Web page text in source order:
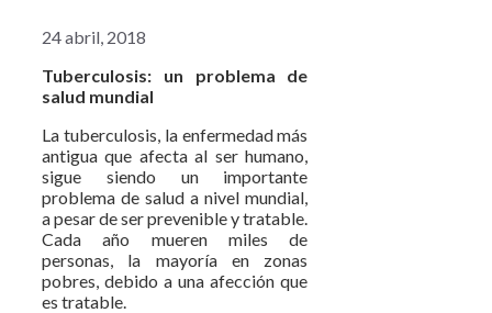
24 abril, 2018
Tuberculosis: un problema de
salud mundial
La tuberculosis, la enfermedad más
antigua que afecta al ser humano,
sigue siendo un importante
problema de salud a nivel mundial,
a pesar de ser prevenible y tratable.
Cada año mueren miles de
personas, la mayoría en zonas
pobres, debido a una afección que
es tratable.